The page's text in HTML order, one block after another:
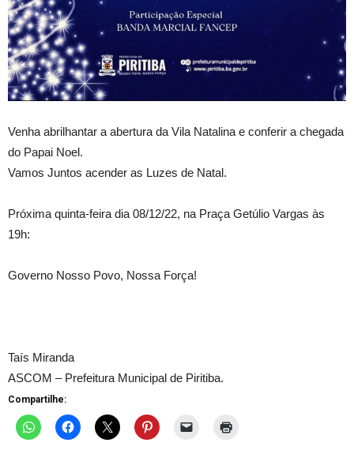
Venha abrilhantar a abertura da Vila Natalina e conferir a chegada
do Papai Noel.
Vamos Juntos acender as Luzes de Natal.
Próxima quinta-feira dia 08/12/22, na Praça Getúlio Vargas às
19h:
Governo Nosso Povo, Nossa Força!
Taís Miranda
ASCOM – Prefeitura Municipal de Piritiba.
Compartilhe: